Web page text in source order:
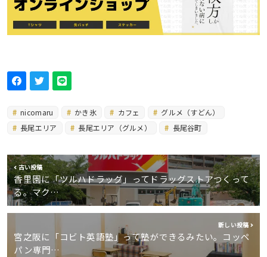
nicomaru かき氷 カフェ
グルメ（すどん）
長尾エリア
長尾エリア（グルメ） 長尾谷町
古い投稿
香里園に「ツルハドラッグ」ってドラッグストアつくって
る。マク…
新しい投稿
宮之阪に「コビト英語塾」って塾ができるみたい。コッペ
パン専門…